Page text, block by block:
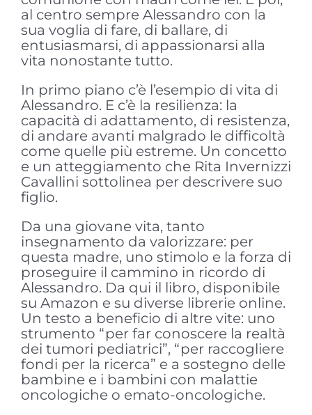
al centro sempre Alessandro con la
sua voglia di fare, di ballare, di
entusiasmarsi, di appassionarsi alla
vita nonostante tutto.
In primo piano c’è l’esempio di vita di
Alessandro. E c’è la resilienza: la
capacità di adattamento, di resistenza,
di andare avanti malgrado le difficoltà
come quelle più estreme. Un concetto
e un atteggiamento che Rita Invernizzi
Cavallini sottolinea per descrivere suo
figlio.
Da una giovane vita, tanto
insegnamento da valorizzare: per
questa madre, uno stimolo e la forza di
proseguire il cammino in ricordo di
Alessandro. Da qui il libro, disponibile
su Amazon e su diverse librerie online.
Un testo a beneficio di altre vite: uno
strumento “per far conoscere la realtà
dei tumori pediatrici”, “per raccogliere
fondi per la ricerca” e a sostegno delle
bambine e i bambini con malattie
oncologiche o emato-oncologiche.